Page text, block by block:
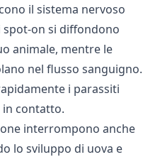
il sistema nervoso
on si diffondono
animale, mentre le
nel flusso sanguigno.
i parassiti
contatto.
interrompono anche
lo sviluppo di uova e